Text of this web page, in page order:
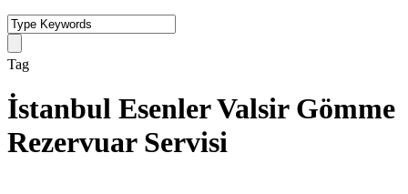
Tag
İstanbul Esenler Valsir Gömme
Rezervuar Servisi